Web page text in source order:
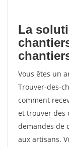
La
Vous êtes un
Trouver-des-
comment
et trouver des
demandes de
aux artisans.